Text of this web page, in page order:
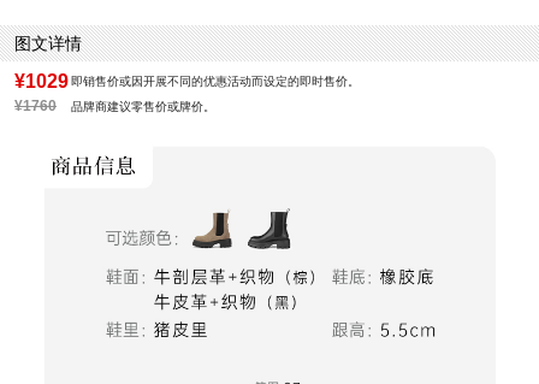
鞋面图案：纯色
跟高数值：5.5CM
性别：女子
皮质特征：牛皮革
筒高范围：短筒（10-20cm）
里料材质：猪皮革
所在区域：电子商务
图文详情
¥1029 即销售价或因开展不同的优惠活动而设定的即时售价。
¥1760 品牌商建议零售价或牌价。